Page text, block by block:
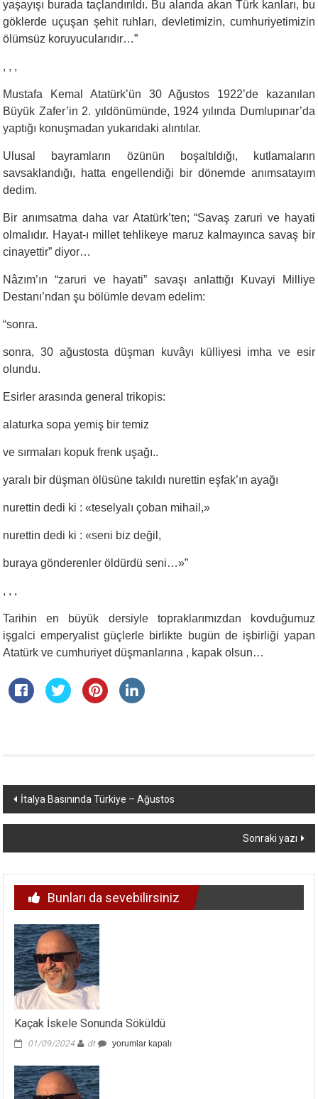
yaşayışı burada taçlandırıldı. Bu alanda akan Türk kanları, bu
göklerde uçuşan şehit ruhları, devletimizin, cumhuriyetimizin
ölümsüz koruyucularıdır…”
, , ,
Mustafa Kemal Atatürk’ün 30 Ağustos 1922’de kazanılan
Büyük Zafer’in 2. yıldönümünde, 1924 yılında Dumlupınar’da
yaptığı konuşmadan yukarıdaki alıntılar.
Ulusal bayramların özünün boşaltıldığı, kutlamaların
savsaklandığı, hatta engellendiği bir dönemde anımsatayım
dedim.
Bir anımsatma daha var Atatürk’ten; “Savaş zaruri ve hayati
olmalıdır. Hayat-ı millet tehlikeye maruz kalmayınca savaş bir
cinayettir” diyor…
Nâzım’ın “zaruri ve hayati” savaşı anlattığı Kuvayi Milliye
Destanı’ndan şu bölümle devam edelim:
“sonra.
sonra, 30 ağustosta düşman kuvâyı külliyesi imha ve esir
olundu.
Esirler arasında general trikopis:
alaturka sopa yemiş bir temiz
ve sırmaları kopuk frenk uşağı..
yaralı bir düşman ölüsüne takıldı nurettin eşfak’ın ayağı
nurettin dedi ki : «teselyalı çoban mihail,»
nurettin dedi ki : «seni biz değil,
buraya gönderenler öldürdü seni…»”
, , ,
Tarihin en büyük dersiyle topraklarımızdan kovduğumuz
işgalci emperyalist güçlerle birlikte bugün de işbirliği yapan
Atatürk ve cumhuriyet düşmanlarına , kapak olsun…
Yazı
dolaşımı
İtalya Basınında Türkiye – Ağustos
Sonraki yazı
Bunları da sevebilirsiniz
Kaçak İskele Sonunda Söküldü
01/09/2024 dt
Kaçak
yorumlar kapalı